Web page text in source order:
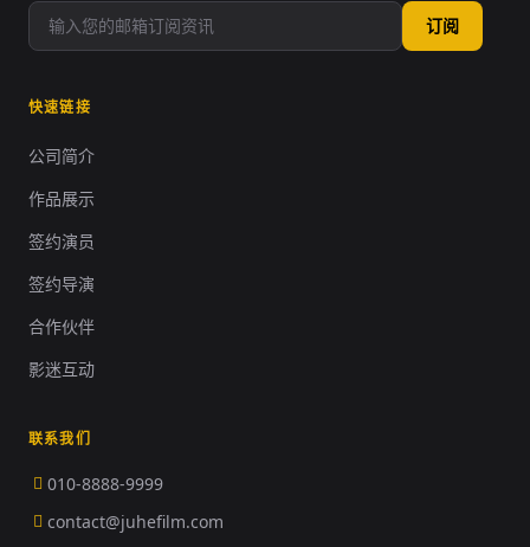
订阅
快速链接
公司简介
作品展示
签约演员
签约导演
合作伙伴
影迷互动
联系我们
010-8888-9999
contact@juhefilm.com